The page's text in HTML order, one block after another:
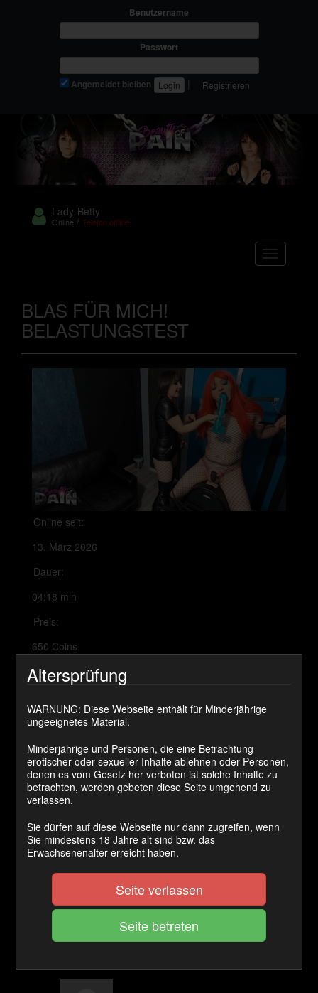
Benutzername
Passwort
Angemeldet bleiben Registrieren
Lady-Betty
Online /Telefon offline
BLAS FÜR MICH!
BELASTUNGSTEST
Online seit:
13. März 2026
Dauer:
04:18 min
Preis:
650 Coins
Cashback Ø:
JETZT KAUFEN
Channel sitzt gefesselt auf dem Sybien und trägt dabei
ihren KG. Die Vibration lässt die Schlampe ganz kirre
konzentrieren würde . Aber nichts da! Da kommt die
Herrin schon mit dem riesen Dildo und steckt ihn tief in
den Rachen der Schlampe die sich nun eher darauf
Kategorie(n):
SISSY
blasen,slut ,sybien,training
Kommentare
Altersprüfung
WARNUNG: Diese Webseite enthält für Minderjährige
ungeeignetes Material.
Minderjährige und Personen, die eine Betrachtung
erotischer oder sexueller Inhalte ablehnen oder Personen,
denen es vom Gesetz her verboten ist solche Inhalte zu
betrachten, werden gebeten diese Seite umgehend zu
verlassen.
Sie dürfen auf diese Webseite nur dann zugreifen, wenn
Sie mindestens 18 Jahre alt sind bzw. das
Erwachsenenalter erreicht haben.
Seite verlassen